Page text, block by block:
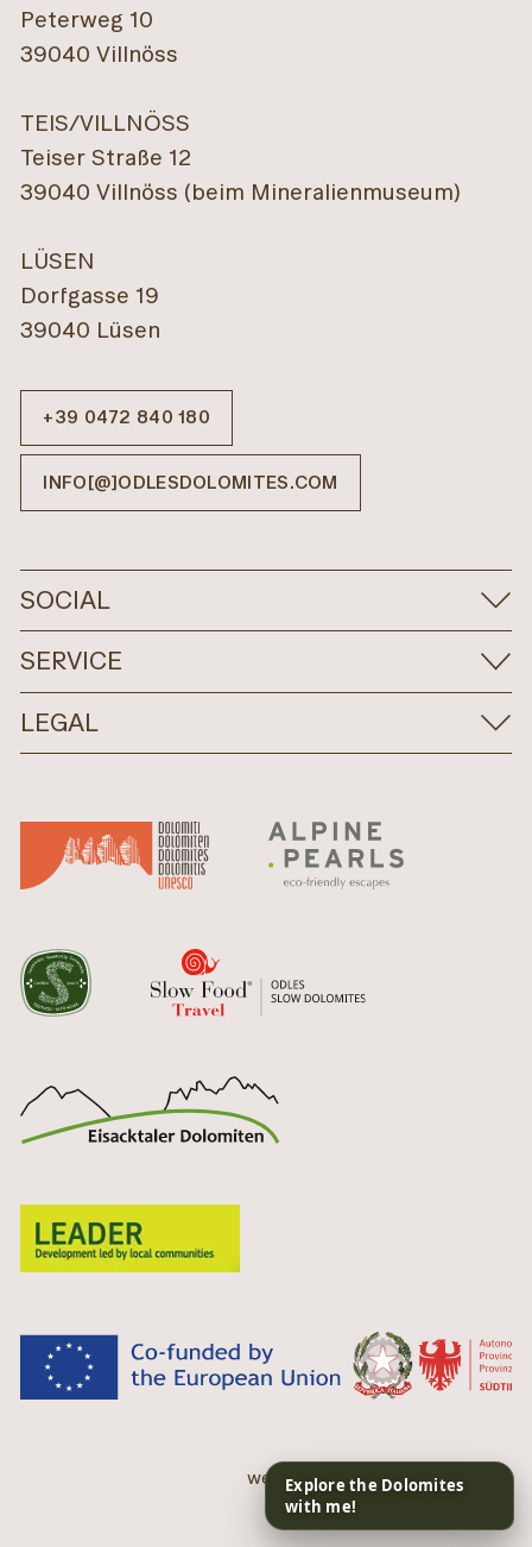
Peterweg 10
39040 Villnöss
TEIS/VILLNÖSS
Teiser Straße 12
39040 Villnöss (beim Mineralienmuseum)
LÜSEN
Dorfgasse 19
39040 Lüsen
+39 0472 840 180
INFO[@]ODLESDOLOMITES.COM
SOCIAL
SERVICE
LEGAL
web performance by